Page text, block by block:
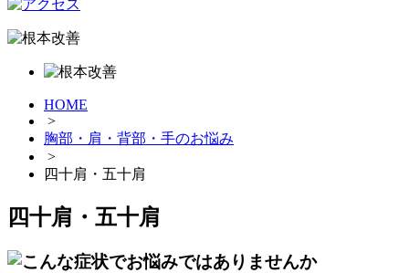
HOME
>
胸部・肩・背部・手のお悩み
>
四十肩・五十肩
四十肩・五十肩